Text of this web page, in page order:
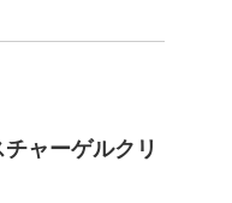
ャーゲルクリ